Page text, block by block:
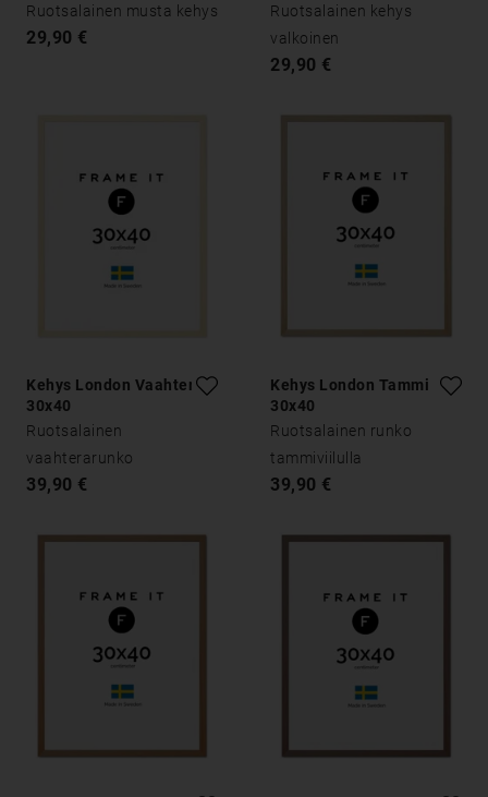
Ruotsalainen musta kehys
29,90 €
Ruotsalainen kehys
valkoinen
29,90 €
Kehys London Vaahtera
30x40
Ruotsalainen
vaahterarunko
39,90 €
Kehys London Tammi
30x40
Ruotsalainen runko
tammiviilulla
39,90 €